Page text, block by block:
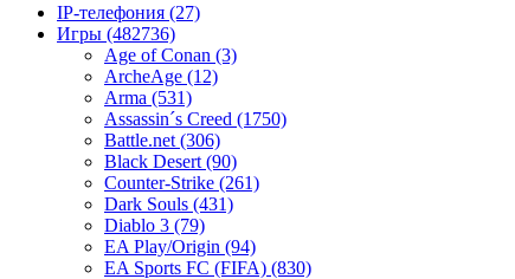
IP-телефония (27)
Игры (482736)
Age of Conan (3)
ArcheAge (12)
Arma (531)
Assassin´s Creed (1750)
Battle.net (306)
Black Desert (90)
Counter-Strike (261)
Dark Souls (431)
Diablo 3 (79)
EA Play/Origin (94)
EA Sports FC (FIFA) (830)